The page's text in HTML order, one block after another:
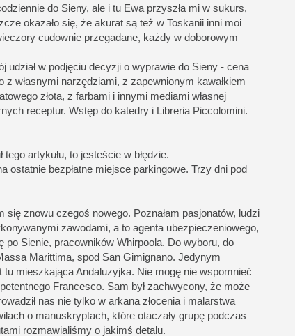
do Sieny, ale i tu Ewa przyszła mi w sukurs,
okazało się, że akurat są też w Toskanii inni moi
cudownie przegadane, każdy w doborowym
udział w podjęciu decyzji o wyprawie do Sieny - cena
własnymi narzędziami, z zapewnionym kawałkiem
złota, z farbami i innymi mediami własnej
receptur. Wstęp do katedry i Libreria Piccolomini.
artykułu, to jesteście w błędzie.
ostatnie bezpłatne miejsce parkingowe. Trzy dni pod
znowu czegoś nowego. Poznałam pasjonatów, ludzi
zawodami, a to agenta ubezpieczeniowego,
Sienie, pracowników Whirpoola. Do wyboru, do
Marittima, spod San Gimignano. Jedynym
mieszkająca Andaluzyjka. Nie mogę nie wspomnieć
Francesco. Sam był zachwycony, że może
nas nie tylko w arkana złocenia i malarstwa
o manuskryptach, które otaczały grupę podczas
rozmawialiśmy o jakimś detalu.